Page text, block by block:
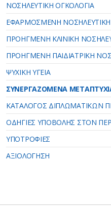
ΝΟΣΗΛΕΥΤΙΚΗ ΟΓΚΟΛΟΓΙΑ
ΕΦΑΡΜΟΣΜΕΝΗ
ΠΡΟΗΓΜΕΝΗ ΚΛΙΝΙΚΗ
ΠΡΟΗΓΜΕΝΗ ΠΑΙΔΙΑΤΡΙΚΗ
ΨΥΧΙΚΗ ΥΓΕΙΑ
ΣΥΝΕΡΓΑΖΟΜΕΝΑ
ΚΑΤΑΛΟΓΟΣ ΔΙΠΛΩΜΑΤΙΚΩΝ
ΟΔΗΓΙΕΣ ΥΠΟΒΟΛΗΣ ΣΤΟΝ
ΥΠΟΤΡΟΦΙΕΣ
ΑΞΙΟΛΟΓΗΣΗ